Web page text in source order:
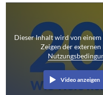
Dieser Inhalt wird von
Zeigen der
Video anzeigen